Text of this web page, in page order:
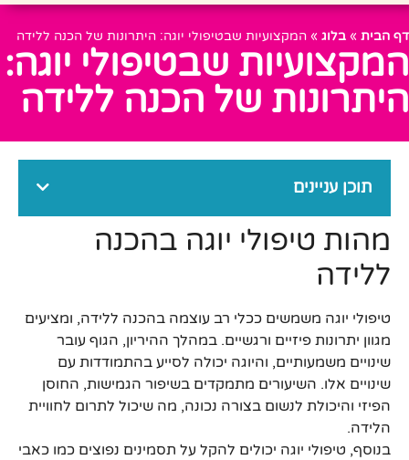
דף הבית » בלוג » המקצועיות שבטיפולי יוגה: היתרונות של הכנה ללידה
המקצועיות שבטיפולי יוגה:
היתרונות של הכנה ללידה
תוכן עניינים
מהות טיפולי יוגה בהכנה
ללידה
טיפולי יוגה משמשים ככלי רב עוצמה בהכנה ללידה, ומציעים
מגוון יתרונות פיזיים ורגשיים. במהלך ההיריון, הגוף עובר
שינויים משמעותיים, והיוגה יכולה לסייע בהתמודדות עם
שינויים אלו. השיעורים מתמקדים בשיפור הגמישות, החוסן
הפיזי והיכולת לנשום בצורה נכונה, מה שיכול לתרום לחוויית
הלידה.
בנוסף, טיפולי יוגה יכולים להקל על תסמינים נפוצים כמו כאבי